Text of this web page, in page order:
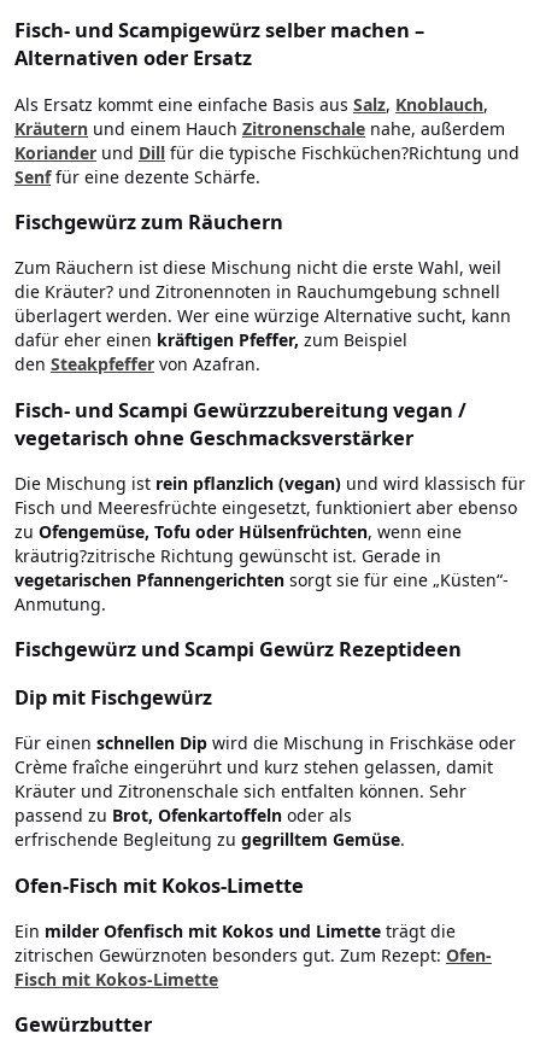
Fisch- und Scampigewürz selber machen –
Alternativen oder Ersatz
Als Ersatz kommt eine einfache Basis aus Salz, Knoblauch,
Kräutern und einem Hauch Zitronenschale nahe, außerdem
Koriander und Dill für die typische Fischküchen?Richtung und
Senffür eine dezente Schärfe.
Fischgewürz zum Räuchern
Zum Räuchern ist diese Mischung nicht die erste Wahl, weil
die Kräuter? und Zitronennoten in Rauchumgebung schnell
überlagert werden. Wer eine würzige Alternative sucht, kann
dafür eher einen kräftigen Pfeffer, zum Beispiel
den Steakpfeffer von Azafran.
Fisch- und Scampi Gewürzzubereitung vegan /
vegetarisch ohne Geschmacksverstärker
Die Mischung ist rein pflanzlich (vegan) und wird klassisch für
Fisch und Meeresfrüchte eingesetzt, funktioniert aber ebenso
zu Ofengemüse, Tofu oder Hülsenfrüchten, wenn eine
kräutrig?zitrische Richtung gewünscht ist. Gerade in
vegetarischen Pfannengerichten sorgt sie für eine „Küsten“-
Anmutung.
Fischgewürz und Scampi Gewürz Rezeptideen
Dip mit Fischgewürz
Für einen schnellen Dip wird die Mischung in Frischkäse oder
Crème fraîche eingerührt und kurz stehen gelassen, damit
Kräuter und Zitronenschale sich entfalten können. Sehr
passend zu Brot, Ofenkartoffeln oder als
erfrischende Begleitung zu gegrilltem Gemüse.
Ofen-Fisch mit Kokos-Limette
Ein milder Ofenfisch mit Kokos und Limette trägt die
zitrischen Gewürznoten besonders gut. Zum Rezept: Ofen-
Fisch mit Kokos-Limette
Gewürzbutter